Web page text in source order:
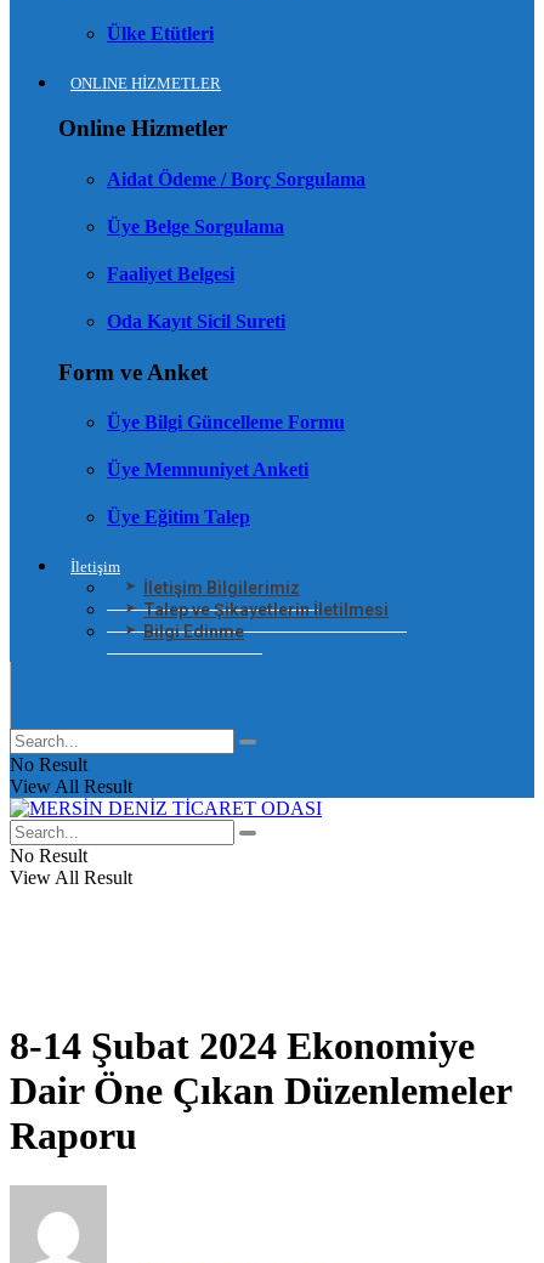
Ülke Etütleri
ONLINE HİZMETLER
Online Hizmetler
Aidat Ödeme / Borç Sorgulama
Üye Belge Sorgulama
Faaliyet Belgesi
Oda Kayıt Sicil Sureti
Form ve Anket
Üye Bilgi Güncelleme Formu
Üye Memnuniyet Anketi
Üye Eğitim Talep
İletişim
İletişim Bilgilerimiz
Talep ve Şikayetlerin İletilmesi
Bilgi Edinme
No Result
View All Result
No Result
View All Result
8-14 Şubat 2024 Ekonomiye
Dair Öne Çıkan Düzenlemeler
Raporu